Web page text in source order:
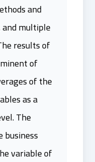
and
multiple
results of
of
of the
as a
The
variable of